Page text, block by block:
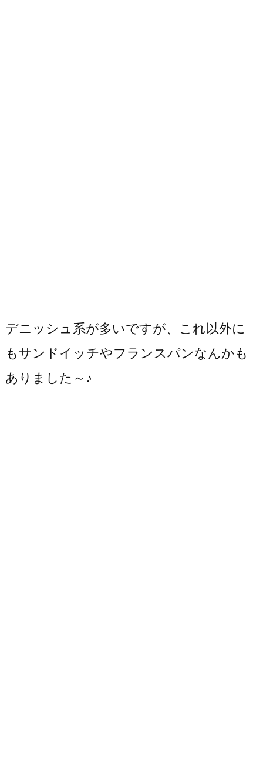
デニッシュ系が多いですが、これ以外に
もサンドイッチやフランスパンなんかも
ありました～♪